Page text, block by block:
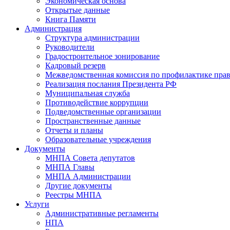
Открытые данные
Книга Памяти
Администрация
Структура администрации
Руководители
Градостроительное зонирование
Кадровый резерв
Межведомственная комиссия по профилактике
Реализация послания Президента РФ
Муниципальная служба
Противодействие коррупции
Подведомственные организации
Пространственные данные
Отчеты и планы
Образовательные учреждения
Документы
МНПА Совета депутатов
МНПА Главы
МНПА Администрации
Другие документы
Реестры МНПА
Услуги
Административные регламенты
НПА